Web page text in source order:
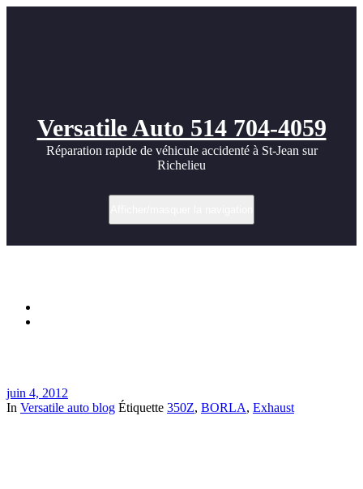
Versatile Auto 514 704-4059
Réparation rapide de véhicule accidenté à St-Jean sur
Richelieu
juin 4, 2012
In Versatile auto blog Étiquette 350Z, BORLA, Exhaust